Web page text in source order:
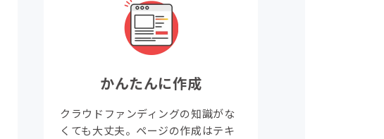
かんたんに作成
クラウドファンディングの知識がな
くても大丈夫。ページの作成はテキ